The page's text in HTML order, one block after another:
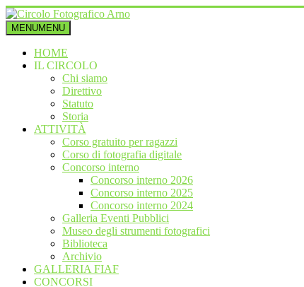
Vai
al
contenuto
Circolo
Fotografico
Arno
Benemerito
fotografia
italiana
MENUMENU
HOME
IL CIRCOLO
Chi siamo
Direttivo
Statuto
Storia
ATTIVITÀ
Corso gratuito per ragazzi
Corso di fotografia digitale
Concorso interno
Concorso interno 2026
Concorso interno 2025
Concorso interno 2024
Galleria Eventi Pubblici
Museo degli strumenti fotografici
Biblioteca
Archivio
GALLERIA FIAF
CONCORSI